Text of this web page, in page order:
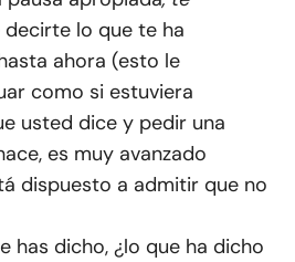
decirte lo que te ha
ahora (esto le
como si estuviera
usted dice y pedir una
es muy avanzado
dispuesto a admitir que no
has dicho, ¿lo que ha dicho